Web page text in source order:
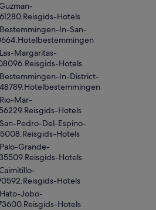
Hotels
In-San-
Margaritas-
Hotels
In-District-
Mar-
Hotels
Pedro-Del-Espino-
Hotels
Grande-
Hotels
Hotels
Jobo-
Hotels